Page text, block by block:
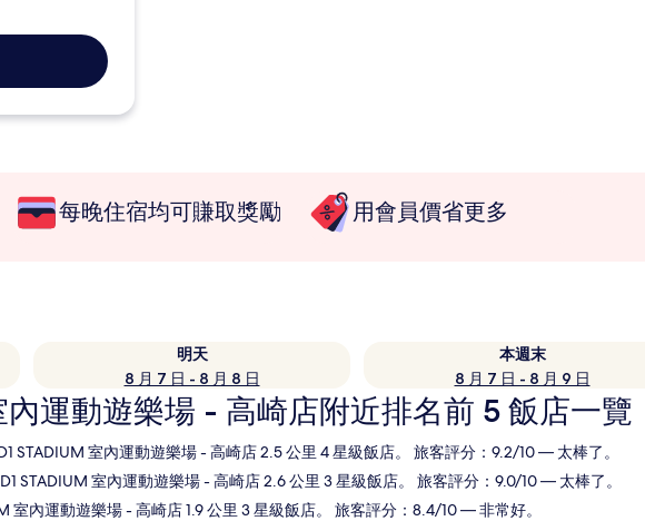
每晚住宿均可賺取獎勵 用會員價省更多
明天
8 月 7 日 - 8 月 8 日
本週末
8 月 7 日 - 8 月 9 日
內運動遊樂場 - 高崎店附近排名前 5 飯店一覽
STADIUM 室內運動遊樂場 - 高崎店 2.5 公里 4 星級飯店。 旅客評分：9.2/10 — 太棒了。
STADIUM 室內運動遊樂場 - 高崎店 2.6 公里 3 星級飯店。 旅客評分：9.0/10 — 太棒了。
室內運動遊樂場 - 高崎店 1.9 公里 3 星級飯店。 旅客評分：8.4/10 — 非常好。